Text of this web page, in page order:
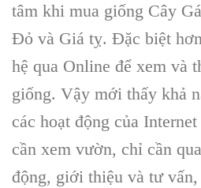
tâm khi mua giống Cây
Đỏ và Giá tỵ. Đặc biệt
hệ qua Online để xem và
giống. Vậy mới thấy khả
các hoạt động của
cần xem vườn, chỉ cần
động, giới thiệu và tư